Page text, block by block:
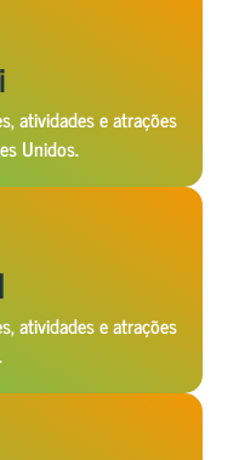
atividades e atrações
Unidos.
atividades e atrações